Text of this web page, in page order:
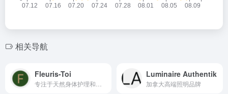
相关导航
Fleuris-Toi Luminaire Authentik
加拿大高端照明品牌